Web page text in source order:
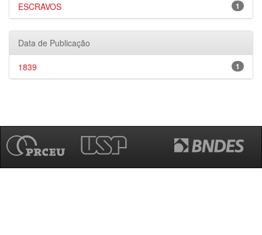
1
ESCRAVOS
Data de Publicação
1
1839